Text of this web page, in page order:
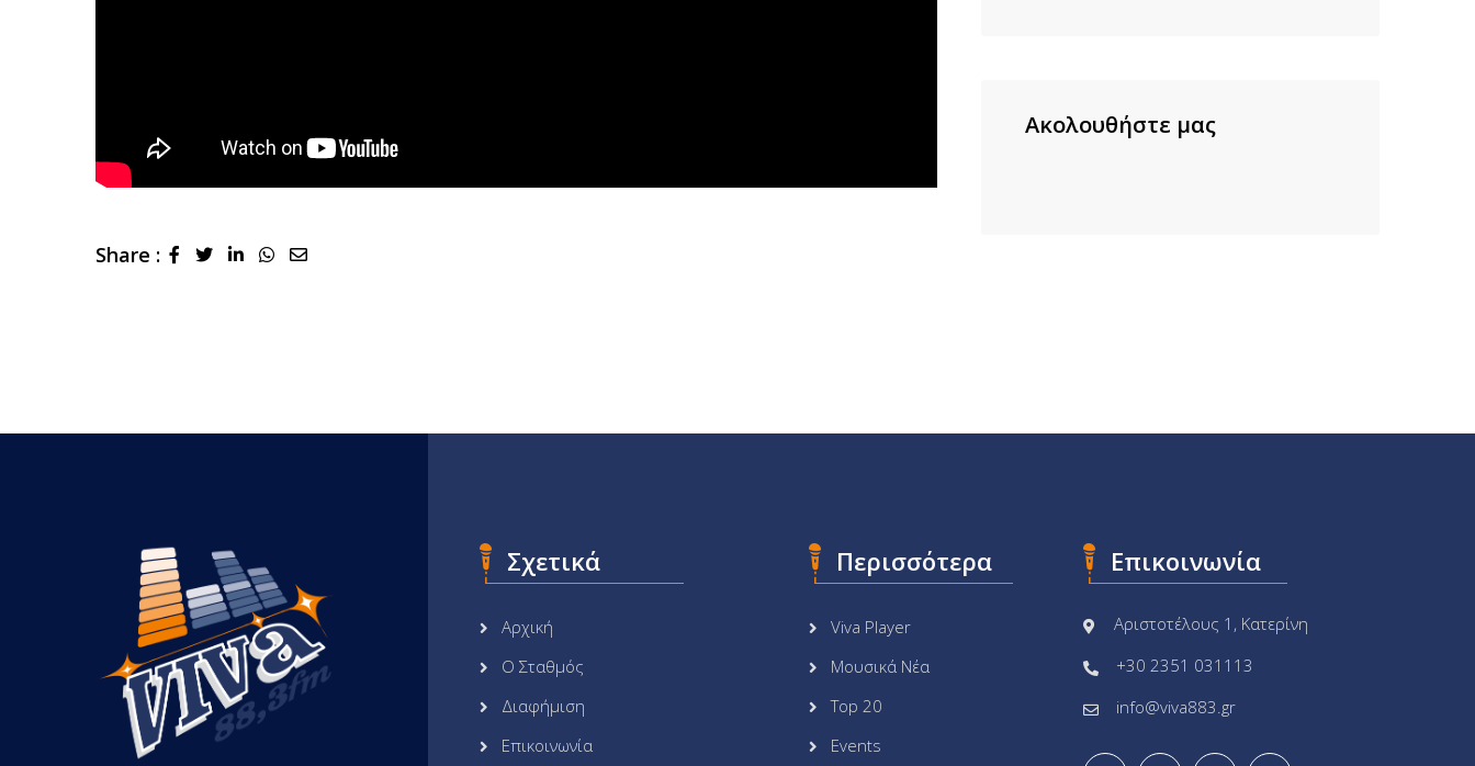
Share : LinkedInWhatsapp
Share
Ακολουθήστε μας
Σχετικά
Αρχική
Ο Σταθμός
Διαφήμιση
Επικοινωνία
Περισσότερα
Viva Player
Μουσικά Νέα
Top 20
Events
Επικοινωνία
Αριστοτέλους 1, Κατερίνη
+30 2351 031113
info@viva883.gr